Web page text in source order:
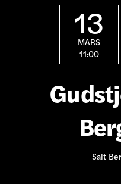
13
MARS
11:00
Salt